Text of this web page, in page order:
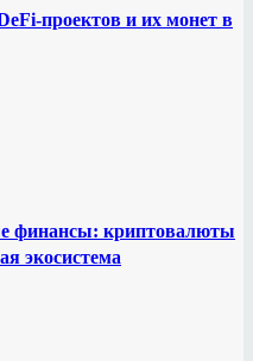
проектов и их монет в
финансы: криптовалюты
экосистема